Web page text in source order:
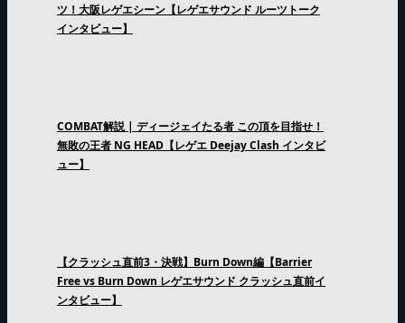
ツ！大阪レゲエシーン【レゲエサウンド ルーツトーク
インタビュー】
COMBAT解説 | ディージェイたる者 この頂を目指せ！
無敗の王者 NG HEAD【レゲエ Deejay Clash インタビ
ュー】
【クラッシュ直前3・決戦】Burn Down編【Barrier
Free vs Burn Down レゲエサウンド クラッシュ直前イ
ンタビュー】